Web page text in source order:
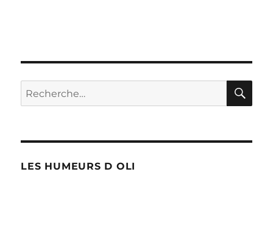
Recherche
pour :
LES HUMEURS D OLI